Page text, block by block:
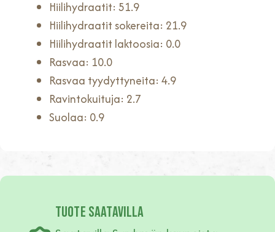
Hiilihydraatit: 51.9
Hiilihydraatit sokereita: 21.9
Hiilihydraatit laktoosia: 0.0
Rasvaa: 10.0
Rasvaa tyydyttyneita: 4.9
Ravintokuituja: 2.7
Suolaa: 0.9
TUOTE SAATAVILLA